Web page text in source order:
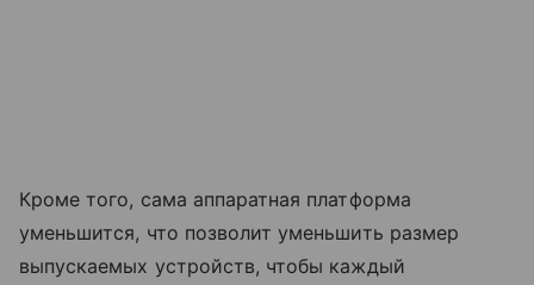
Кроме того, сама аппаратная платформа
уменьшится, что позволит уменьшить размер
выпускаемых устройств, чтобы каждый